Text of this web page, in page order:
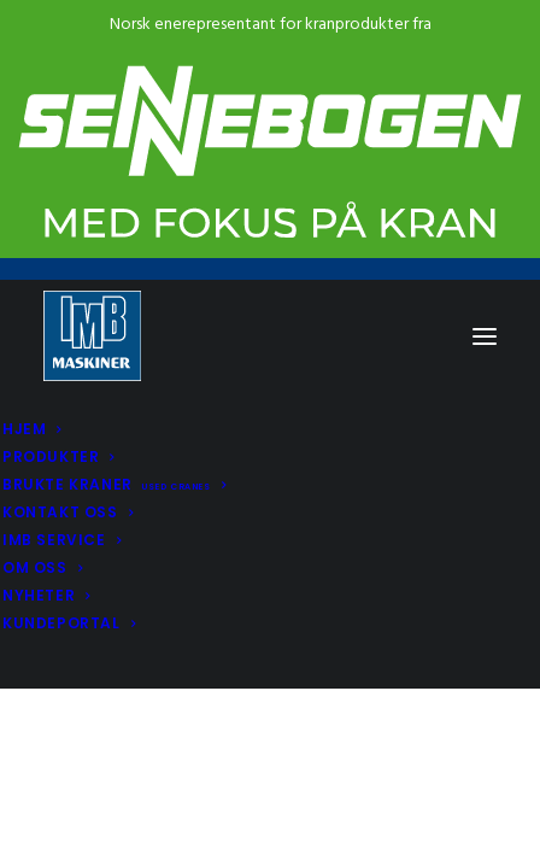
HJEM
PRODUKTER
BRUKTE KRANER
USED CRANES
KONTAKT OSS
IMB SERVICE
OM OSS
NYHETER
KUNDEPORTAL